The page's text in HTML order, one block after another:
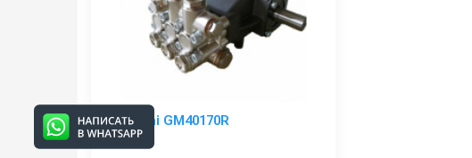
Mazzoni GM40170R